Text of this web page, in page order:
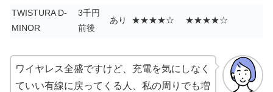
TWISTURA D-
MINOR
3千円
前後
あり ★★★★☆ ★★★★☆
ワイヤレス全盛ですけど、充電を気にしなく
ていい有線に戻ってくる人、私の周りでも増